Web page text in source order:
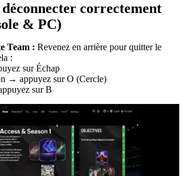
déconnecter correctement
& PC)
Team : Revenez en arrière pour quitter le
:
sur Échap
→ appuyez sur O (Cercle)
sur B